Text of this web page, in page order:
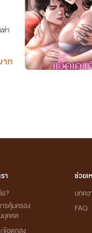
า
าท
า
?
รคุ้มครอง
บุคคล
ช่วยเ
บทคว
FAQ